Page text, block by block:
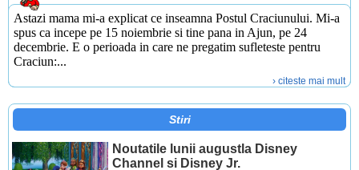
Astazi mama mi-a explicat ce inseamna Postul Craciunului. Mi-a
spus ca incepe pe 15 noiembrie si tine pana in Ajun, pe 24
decembrie. E o perioada in care ne pregatim sufleteste pentru
Craciun:...
› citeste mai mult
Stiri
Noutatile lunii augustla Disney
Channel si Disney Jr.